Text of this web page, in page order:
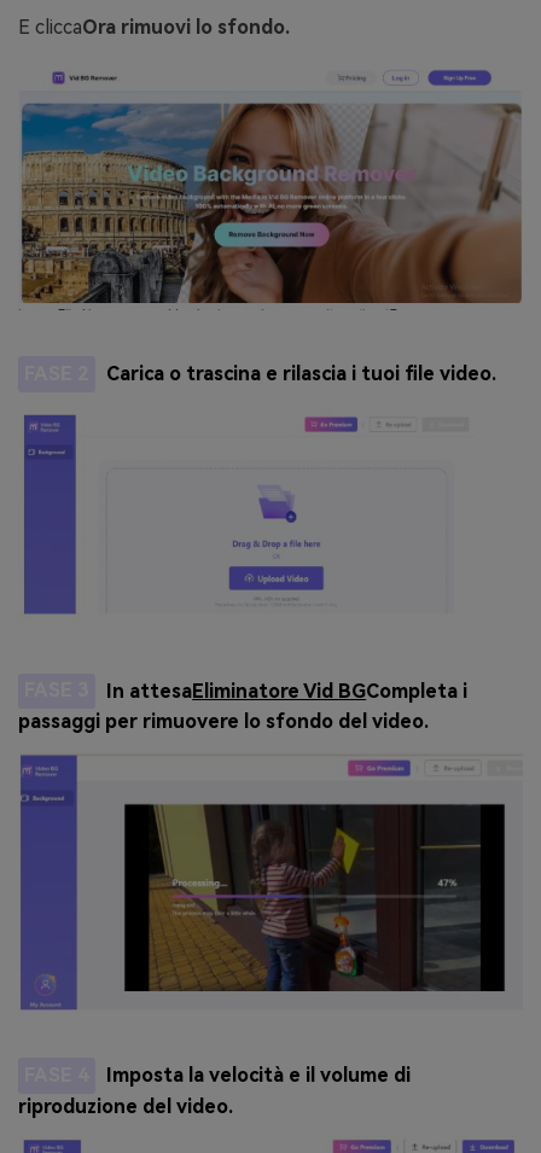
E cliccaOra rimuovi lo sfondo.
Carica o trascina e rilascia i tuoi file video.
In attesaEliminatore Vid BGCompleta i
passaggi per rimuovere lo sfondo del video.
Imposta la velocità e il volume di
riproduzione del video.